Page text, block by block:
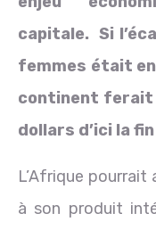
capitale. Si
femmes était
continent ferait
dollars d’ici la
L’Afrique
à son produit